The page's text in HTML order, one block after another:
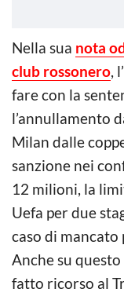
Nella sua nota
club rossonero,
fare con la
l’annullamento
Milan dalle
sanzione nei
12 milioni, la
Uefa per due
caso di
Anche su
fatto ricorso al